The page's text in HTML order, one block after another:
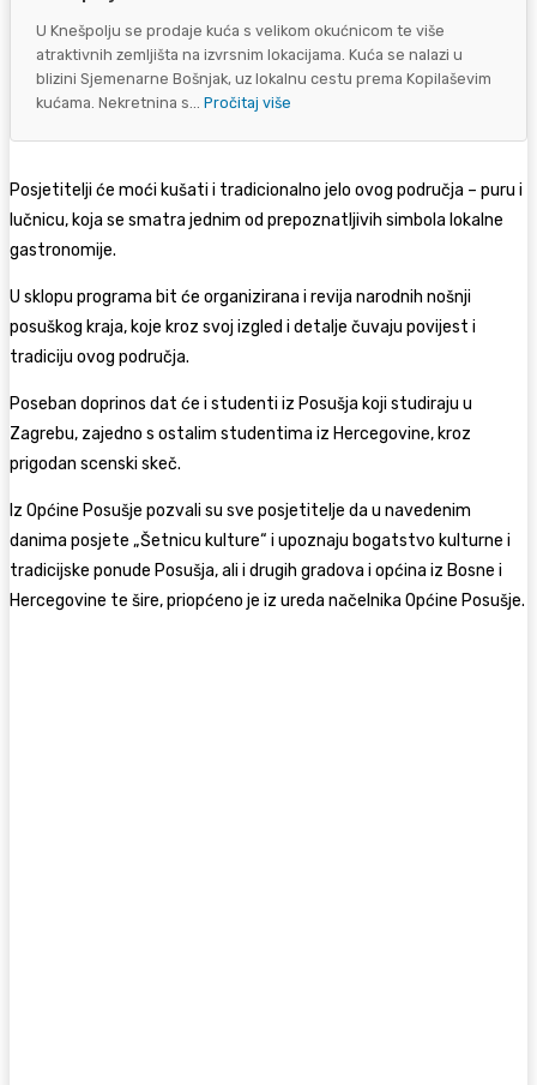
U Knešpolju se prodaje kuća s velikom okućnicom te više
atraktivnih zemljišta na izvrsnim lokacijama. Kuća se nalazi u
blizini Sjemenarne Bošnjak, uz lokalnu cestu prema Kopilaševim
kućama. Nekretnina s... Pročitaj više
Posjetitelji će moći kušati i tradicionalno jelo ovog područja – puru i
lučnicu, koja se smatra jednim od prepoznatljivih simbola lokalne
gastronomije.
U sklopu programa bit će organizirana i revija narodnih nošnji
posuškog kraja, koje kroz svoj izgled i detalje čuvaju povijest i
tradiciju ovog područja.
Poseban doprinos dat će i studenti iz Posušja koji studiraju u
Zagrebu, zajedno s ostalim studentima iz Hercegovine, kroz
prigodan scenski skeč.
Iz Općine Posušje pozvali su sve posjetitelje da u navedenim
danima posjete „Šetnicu kulture“ i upoznaju bogatstvo kulturne i
tradicijske ponude Posušja, ali i drugih gradova i općina iz Bosne i
Hercegovine te šire, priopćeno je iz ureda načelnika Općine Posušje.